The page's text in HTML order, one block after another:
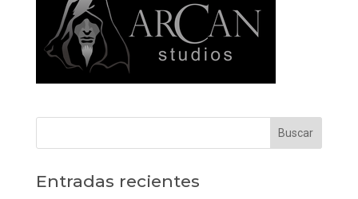
Entradas recientes